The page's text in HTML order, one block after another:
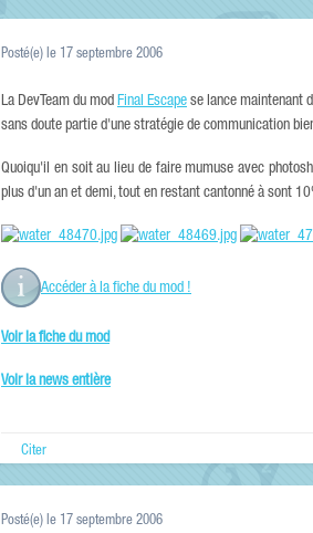
Posté(e) le 17 septembre 2006
La DevTeam du mod Final Escape se lance maintenant
sans doute partie d'une stratégie de communication
Quoiqu'il en soit au lieu de faire mumuse avec
plus d'un an et demi, tout en restant cantonné à sont
Accéder à la fiche du mod !
Voir la fiche du mod
Voir la news entière
Citer
Posté(e) le 17 septembre 2006